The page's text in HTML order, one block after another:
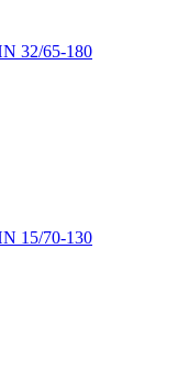
32/65-180
15/70-130